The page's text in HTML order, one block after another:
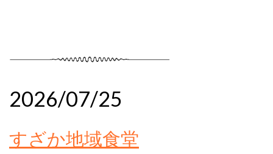
2026/07/25
すざか地域食堂